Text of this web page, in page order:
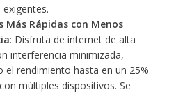
Más Rápidas con Menos
: Disfruta de internet de alta
interferencia minimizada,
el rendimiento hasta en un 25%
múltiples dispositivos. Se